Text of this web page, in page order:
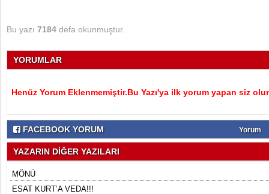
Bu yazı 7184 defa okunmuştur.
YORUMLAR
Henüz Yorum Eklenmemiştir.Bu Yazı'ya ilk yorum yapan siz
FACEBOOK YORUM Yorum
YAZARIN DİĞER YAZILARI
MÖNÜ
ESAT KURT’A VEDA!!!